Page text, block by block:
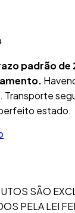
padrão de
estado.
SÃO
PELA LEI